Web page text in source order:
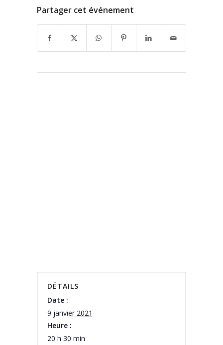
Partager cet événement
DÉTAILS
Date :
9 janvier 2021
Heure :
20 h 30 min